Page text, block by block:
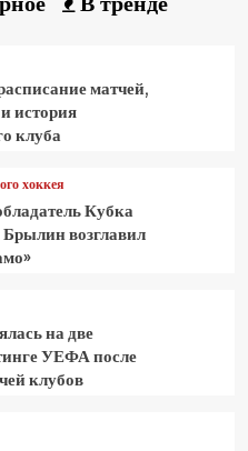
матчей,
история
клуба
хоккея
Кубка
возглавил
на две
УЕФА после
клубов